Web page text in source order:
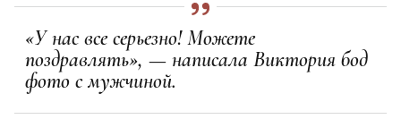
«У нас все серьезно! Можете
поздравлять», — написала Виктория бод
фото с мужчиной.